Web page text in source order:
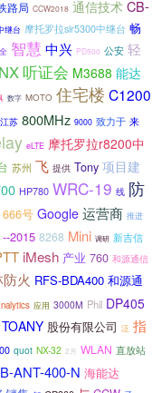
路局 CCW2018 通信技术 CB-
继台 摩托罗拉slr5300中继台 畅
全 智慧 中兴 PD500 公安 轻
听证会 M3688 能达
数字 MOTO 住宅楼 C1200
江苏 800MHz 9000 致力于 来
eLTE 摩托罗拉r8200中
苏州 飞 提供 Tony 项目建
HP780 WRC-19 线 防
666号 Google 运营商 推进
--2015 8268 Mini 调研 新吉信
iMesh 产业 760 和源通信
火 RFS-BDA400 和源通
应用 3000M Phil DP405
TOANY 股份有限公司 泛 指
quot NX-32 2月 WLAN 直放站
ANT-400-N 海能达